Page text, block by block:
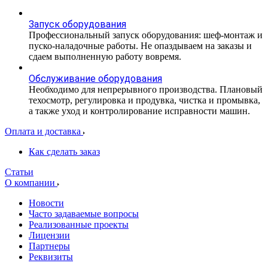
Запуск оборудования
Профессиональный запуск оборудования: шеф-монтаж и
пуско-наладочные работы. Не опаздываем на заказы и
сдаем выполненную работу вовремя.
Обслуживание оборудования
Необходимо для непрерывного производства. Плановый
техосмотр, регулировка и продувка, чистка и промывка,
а также уход и контролирование исправности машин.
Оплата и доставка
Как сделать заказ
Статьи
О компании
Новости
Часто задаваемые вопросы
Реализованные проекты
Лицензии
Партнеры
Реквизиты